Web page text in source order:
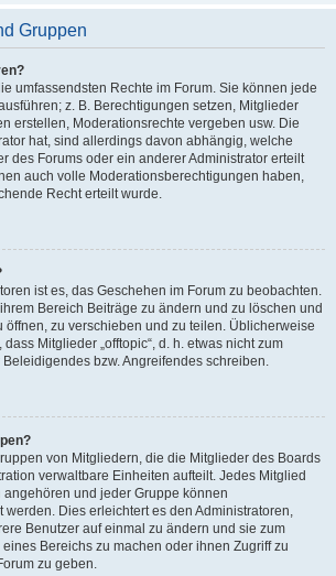
Gruppen
umfassendsten Rechte im Forum. Sie können jede
z. B. Berechtigungen setzen, Mitglieder
erstellen, Moderationsrechte vergeben usw. Die
hat, sind allerdings davon abhängig, welche
des Forums oder ein anderer Administrator erteilt
auch volle Moderationsberechtigungen haben,
Recht erteilt wurde.
ist es, das Geschehen im Forum zu beobachten.
Bereich Beiträge zu ändern und zu löschen und
öffnen, zu verschieben und zu teilen. Üblicherweise
Mitglieder „offtopic“, d. h. etwas nicht zum
bzw. Angreifendes schreiben.
von Mitgliedern, die die Mitglieder des Boards
verwaltbare Einheiten aufteilt. Jedes Mitglied
angehören und jeder Gruppe können
werden. Dies erleichtert es den Administratoren,
Benutzer auf einmal zu ändern und sie zum
Bereichs zu machen oder ihnen Zugriff zu
zu geben.